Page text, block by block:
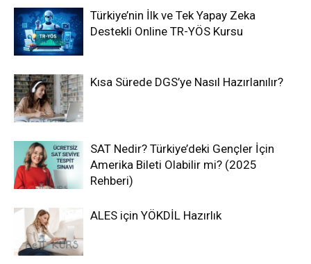
Türkiye’nin İlk ve Tek Yapay Zeka
Destekli Online TR-YÖS Kursu
Kısa Sürede DGS’ye Nasıl Hazırlanılır?
SAT Nedir? Türkiye’deki Gençler İçin
Amerika Bileti Olabilir mi? (2025
Rehberi)
ALES için YÖKDİL Hazırlık